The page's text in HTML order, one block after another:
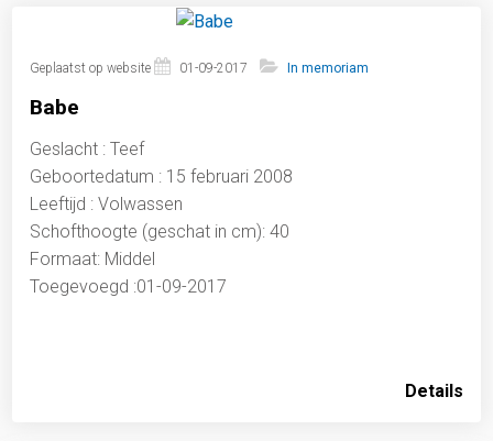
Geplaatst op website 01-09-2017 In memoriam
Babe
Geslacht : Teef
Geboortedatum : 15 februari 2008
Leeftijd : Volwassen
Schofthoogte (geschat in cm): 40
Formaat: Middel
Toegevoegd :01-09-2017
Details